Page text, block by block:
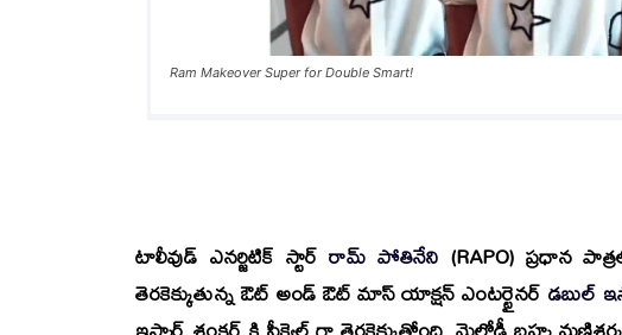
Ram Makeover Super for Double Smart!
టాలీవుడ్ ఎనర్జిటిక్ స్టార్రామ్ పోతినేని (RAPO) ప్రధాన
తెరకెక్కుతున్న ఔట్ అండ్ ఔట్ మాస్ యాక్షన్ ఎంటర్టైనర్ డబుల్